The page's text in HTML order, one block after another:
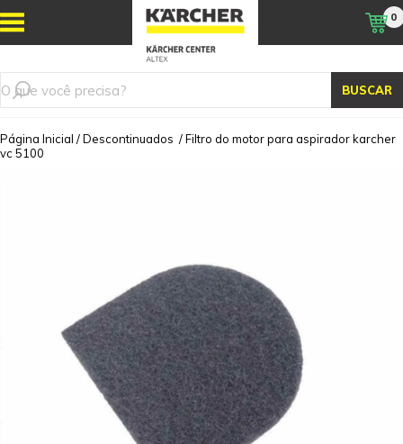
BUSCAR
0
Página Inicial /Descontinuados /Filtro do motor para aspirador karcher
vc 5100